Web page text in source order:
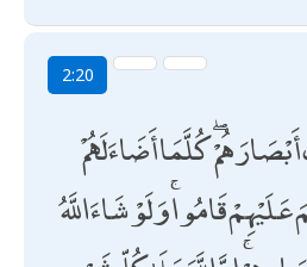
2:20
كُلَّمَا أَضَاءَ لَهُمْ
قَامُوا ۚ وَلَوْ شَاءَ اللَّهُ